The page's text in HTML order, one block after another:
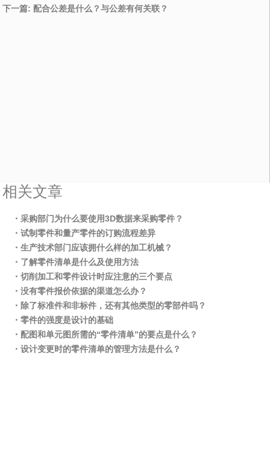
下一篇: 配合公差是什么？与公差有何关联？
相关文章
・采购部门为什么要使用3D数据来采购零件？
・试制零件和量产零件的订购流程差异
・生产技术部门应该拥什么样的加工机械？
・了解零件清单是什么及使用方法
・切削加工和零件设计时应注意的三个要点
・没有零件报价依据的渠道怎么办？
・除了标准件和非标件，还有其他类型的零部件吗？
・零件的强度是设计的基础
・配图和单元图所需的“零件清单”的要点是什么？
・设计变更时的零件清单的管理方法是什么？